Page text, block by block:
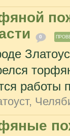
0
работы